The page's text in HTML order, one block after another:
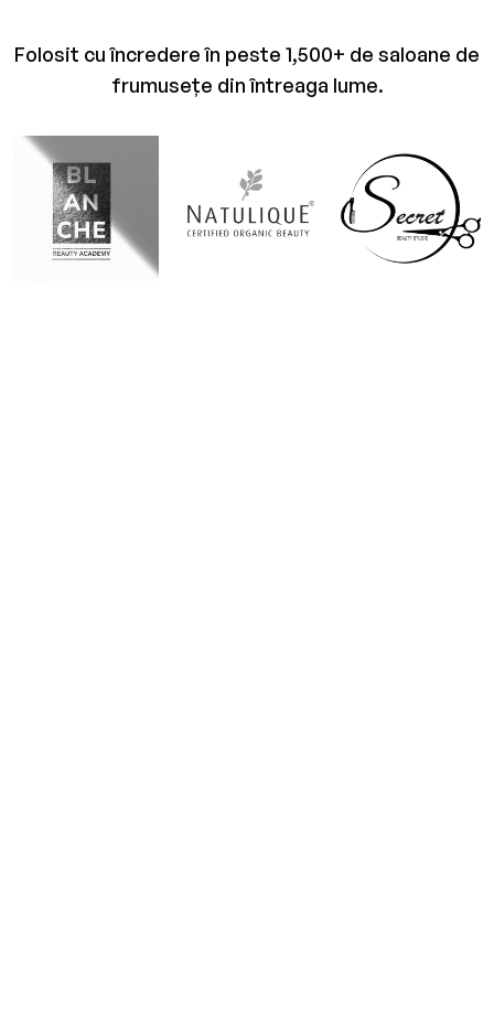
Folosit cu încredere în peste 1,500+ de saloane de
frumusețe din întreaga lume.